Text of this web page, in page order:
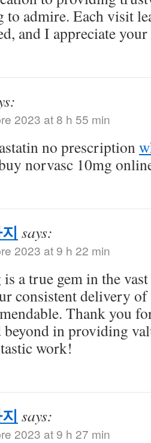
to admire. Each visit
and I appreciate
2023 at 8 h 55 min
no prescription
norvasc 10mg
says:
2023 at 9 h 22 min
a true gem in the
consistent delivery
Thank you
beyond in providing
work!
says:
2023 at 9 h 27 min